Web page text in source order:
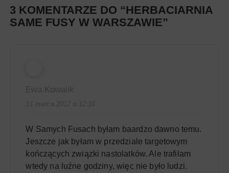
3 KOMENTARZE DO “HERBACIARNIA
SAME FUSY W WARSZAWIE”
W Samych Fusach byłam baardzo dawno temu.
Jeszcze jak byłam w przedziale targetowym
kończących związki nastolatków. Ale trafiłam
wtedy na luźne godziny, więc nie było ludzi.